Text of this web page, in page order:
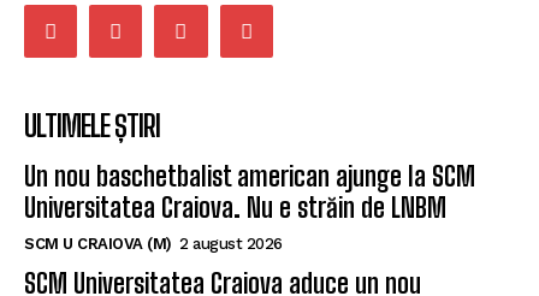
ULTIMELE ȘTIRI
Un nou baschetbalist american ajunge la SCM
Universitatea Craiova. Nu e străin de LNBM
SCM U CRAIOVA (M) 2 august 2026
SCM Universitatea Craiova aduce un nou